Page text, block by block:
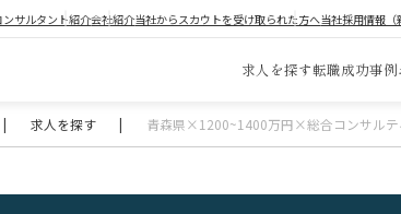
ンサルタント紹介会社紹介当社からスカウトを受け取られた方へ当社採用情報（
求人を探す転職成功事例
| 求人を探す | 青森県×1200~1400万円×総合コンサルテ